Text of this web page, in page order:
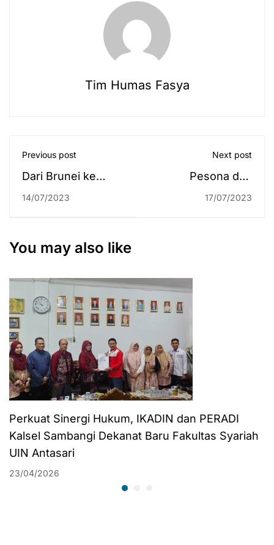
Tim Humas Fasya
Previous post
Dari Brunei ke
Jepang, Cerita
Tahap III
14/07/2023
Next post
Pesona dan
Teladan Prof. Dr. H.
17/07/2023
You may also like
Perkuat Sinergi Hukum, IKADIN dan PERADI
Kalsel Sambangi Dekanat Baru Fakultas Syariah
UIN Antasari
23/04/2026